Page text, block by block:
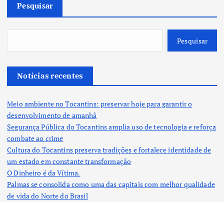
Pesquisar
Pesquisar
Notícias recentes
Meio ambiente no Tocantins: preservar hoje para garantir o
desenvolvimento de amanhã
Segurança Pública do Tocantins amplia uso de tecnologia e reforça
combate ao crime
Cultura do Tocantins preserva tradições e fortalece identidade de
um estado em constante transformação
O Dinheiro é da Vítima.
Palmas se consolida como uma das capitais com melhor qualidade
de vida do Norte do Brasil